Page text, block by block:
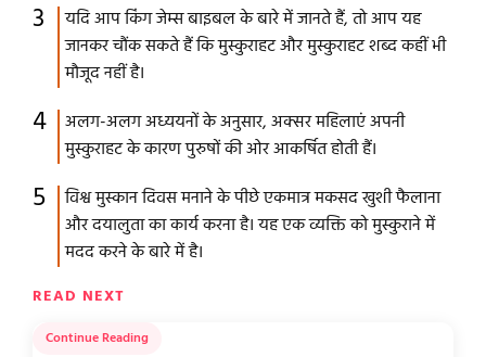
यदि आप किंग जेम्स बाइबल के बारे में जानते हैं, तो आप यह
जानकर चौंक सकते हैं कि मुस्कुराहट और मुस्कुराहट शब्द कहीं भी
मौजूद नहीं है।
अलग-अलग अध्ययनों के अनुसार, अक्सर महिलाएं अपनी
मुस्कुराहट के कारण पुरुषों की ओर आकर्षित होती हैं।
विश्व मुस्कान दिवस मनाने के पीछे एकमात्र मकसद खुशी फैलाना
और दयालुता का कार्य करना है। यह एक व्यक्ति को मुस्कुराने में
मदद करने के बारे में है।
READ NEXT
Continue Reading